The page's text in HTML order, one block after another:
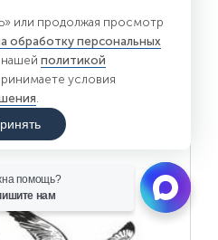
почтила память
или продолжая просмотр
обработку персональных
политикой
условия
помощь?
нам